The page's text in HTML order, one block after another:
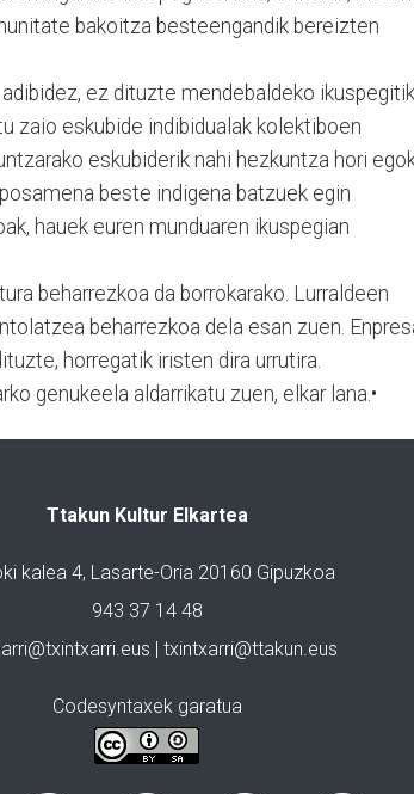
bakoitza besteengandik bereizten
ez dituzte mendebaldeko ikuspegitik
zaio eskubide indibidualak kolektiboen
eskubiderik nahi hezkuntza hori
beste indigena batzuek egin
hauek euren munduaren ikuspegian
beharrezkoa da borrokarako. Lurraldeen
beharrezkoa dela esan zuen.
horregatik iristen dira urrutira.
genukeela aldarrikatu zuen, elkar lana.•
Ttakun Kultur Elkartea
kalea 4, Lasarte-Oria 20160 Gipuzkoa
943 37 14 48
| txintxarri@ttakun.eus
Codesyntaxek garatua